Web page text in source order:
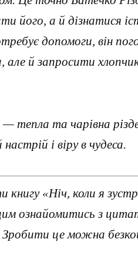
його, а й дізнатися
допомоги, він
але й запросити
тепла та чарівна
і віру в чудеса.
«Ніч, коли я
ознайомитись з
Зробити це можна